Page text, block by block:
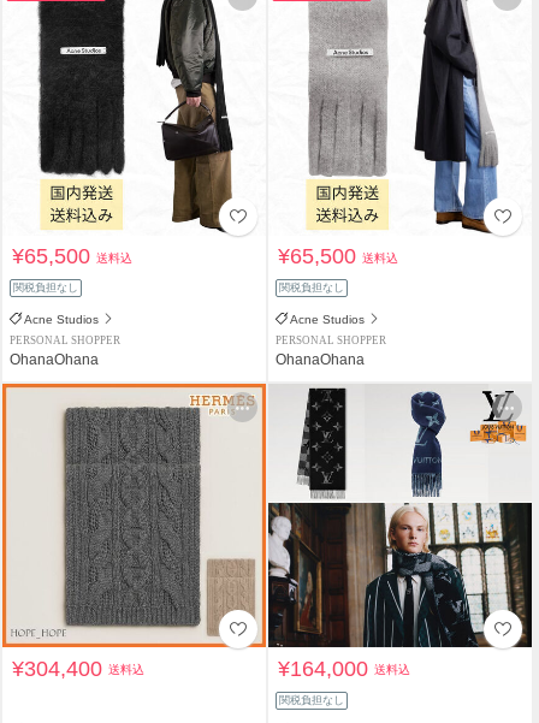
¥65,500送料込
関税負担なし
Acne Studios
PERSONAL SHOPPER
OhanaOhana
¥65,500送料込
関税負担なし
Acne Studios
PERSONAL SHOPPER
OhanaOhana
¥304,400送料込 ¥164,000送料込
関税負担なし